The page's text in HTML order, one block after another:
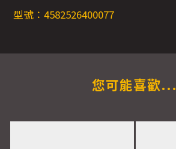
型號：4582526400077
您可能喜歡...